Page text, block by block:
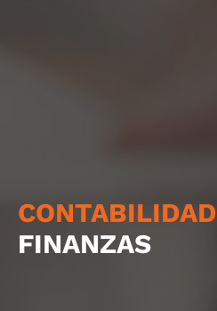
CONTABILIDAD
FINANZAS